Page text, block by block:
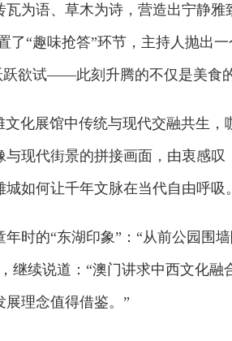
语、草木为诗，营造出宁静雅
“趣味抢答”环节，主持人抛出
欲试——此刻升腾的不仅是美食
展馆中传统与现代交融共生，
现代街景的拼接画面，由衷感
如何让千年文脉在当代自由呼吸
的“东湖印象”：“从前公园围
继续说道：“澳门讲求中西文化
理念值得借鉴。”